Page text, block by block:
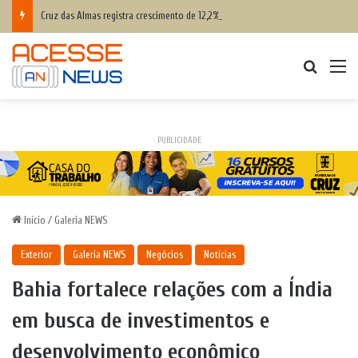
PUBLICIDADE
Início / Galeria NEWS
Exterior Galeria NEWS Negócios Notícias
Bahia fortalece relações com a Índia
em busca de investimentos e
desenvolvimento econômico